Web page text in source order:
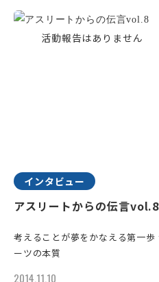
インタビュー
アスリートからの伝言
考えることが夢をかなえる第一
ーツの本質
2014.11.10